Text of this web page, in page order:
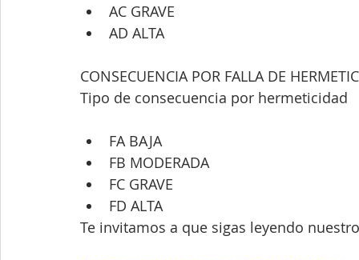
AC GRAVE
AD ALTA
CONSECUENCIA POR FALLA DE
Tipo de consecuencia por hermeticidad
FA BAJA
FB MODERADA
FC GRAVE
FD ALTA
Te invitamos a que sigas leyendo